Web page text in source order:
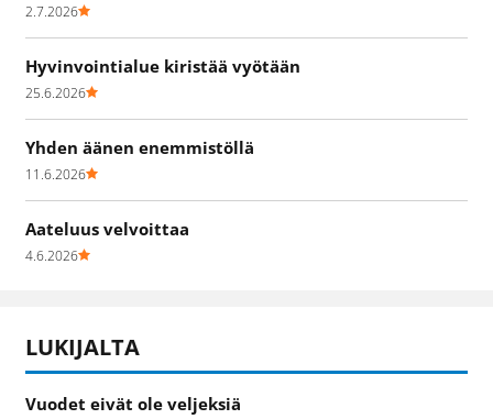
2.7.2026
Hyvinvointialue kiristää vyötään
25.6.2026
Yhden äänen enemmistöllä
11.6.2026
Aateluus velvoittaa
4.6.2026
LUKIJALTA
Vuodet eivät ole veljeksiä